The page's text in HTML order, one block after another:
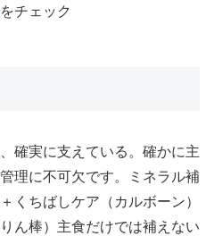
をチェック
確実に支えている。確かに主
理に不可欠です。ミネラル補
くちばしケア（カルボーン）
ん棒）主食だけでは補えない